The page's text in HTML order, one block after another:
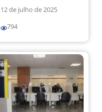
12 de julho de 2025
794